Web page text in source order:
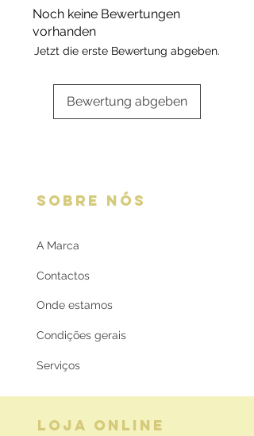
com certificado contendo a
respetiva informação.
oferta
Noch keine Bewertungen
vorhanden
Jetzt die erste Bewertung abgeben.
Bewertung abgeben
SOBRE NÓS
A Marca
Contactos
Onde estamos
Condições gerais
Serviços
LOJA ONLINE